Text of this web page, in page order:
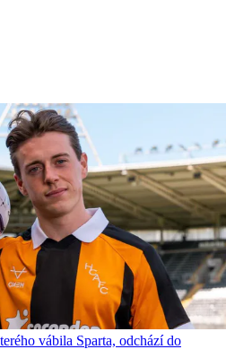
vábila Sparta, odchází do